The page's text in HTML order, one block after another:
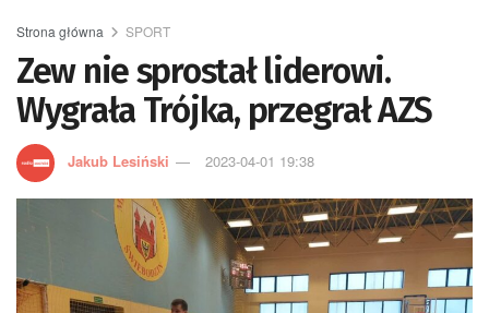
Strona główna SPORT
Zew nie sprostał liderowi.
Wygrała Trójka, przegrał AZS
Jakub Lesiński 2023-04-01 19:38